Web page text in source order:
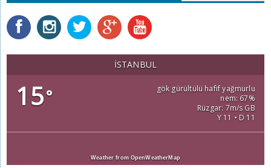
İSTANBUL
15°
gök gürültülü hafif yağmurlu
nem: 67%
Rüzgar: 7m/s GB
Y 11 • D 11
Weather from OpenWeatherMap